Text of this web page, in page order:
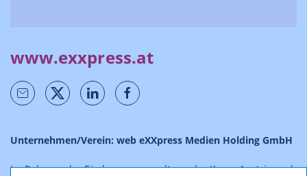
www.exxpress.at
Unternehmen/Verein: web eXXpress Medien Holding GmbH
Im Rahmen der Förderungsverwaltung der KommAustria und